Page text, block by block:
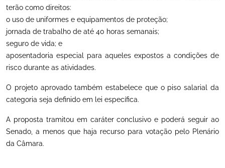
terão como direitos:
o uso de uniformes e equipamentos de proteção;
jornada de trabalho de até 40 horas semanais;
seguro de vida; e
aposentadoria especial para aqueles expostos a condições de
risco durante as atividades.
O projeto aprovado também estabelece que o piso salarial da
categoria seja definido em lei específica.
A proposta tramitou em caráter conclusivo e poderá seguir ao
Senado, a menos que haja recurso para votação pelo Plenário
da Câmara.